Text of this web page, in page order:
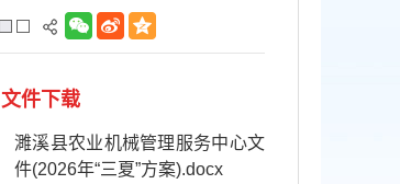
文件下载
濉溪县农业机械管理服务中心文
件(2026年“三夏”方案).docx